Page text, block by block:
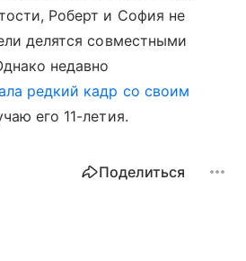
Роберт и София не
делятся совместными
недавно
редкий кадр со своим
его 11-летия.
Поделиться